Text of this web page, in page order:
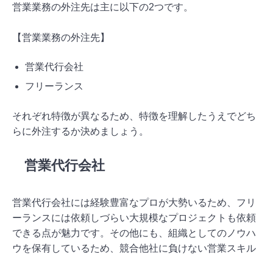
営業業務の外注先は主に以下の2つです。
【営業業務の外注先】
営業代行会社
フリーランス
それぞれ特徴が異なるため、特徴を理解したうえでどち
らに外注するか決めましょう。
営業代行会社
営業代行会社には経験豊富なプロが大勢いるため、フリ
ーランスには依頼しづらい大規模なプロジェクトも依頼
できる点が魅力です。その他にも、組織としてのノウハ
ウを保有しているため、競合他社に負けない営業スキル